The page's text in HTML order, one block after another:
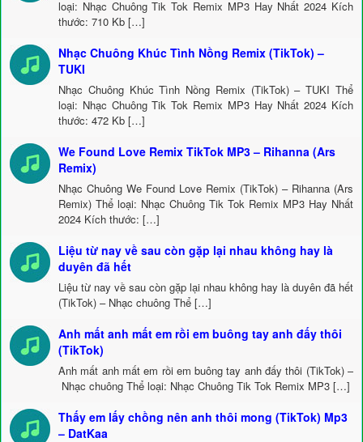
loại: Nhạc Chuông Tik Tok Remix MP3 Hay Nhất 2024 Kích
thước: 710 Kb […]
Nhạc Chuông Khúc Tình Nồng Remix (TikTok) –
TUKI
Nhạc Chuông Khúc Tình Nồng Remix (TikTok) – TUKI Thể
loại: Nhạc Chuông Tik Tok Remix MP3 Hay Nhất 2024 Kích
thước: 472 Kb […]
We Found Love Remix TikTok MP3 – Rihanna (Ars
Remix)
Nhạc Chuông We Found Love Remix (TikTok) – Rihanna (Ars
Remix) Thể loại: Nhạc Chuông Tik Tok Remix MP3 Hay Nhất
2024 Kích thước: […]
Liệu từ nay về sau còn gặp lại nhau không hay là
duyên đã hết
Liệu từ nay về sau còn gặp lại nhau không hay là duyên đã hết
(TikTok) – Nhạc chuông Thể […]
Anh mất anh mất em rồi em buông tay anh đấy thôi
(TikTok)
Anh mất anh mất em rồi em buông tay anh đấy thôi (TikTok) –
Nhạc chuông Thể loại: Nhạc Chuông Tik Tok Remix MP3 […]
Thấy em lấy chồng nên anh thôi mong (TikTok) Mp3
– DatKaa